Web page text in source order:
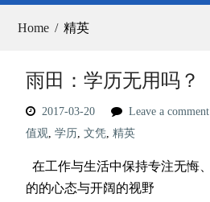
Home 精英
雨田：学历无用吗？
2017-03-20 Leave a comment
值观, 学历, 文凭, 精英
在工作与生活中保持专注无悔
的的心态与开阔的视野